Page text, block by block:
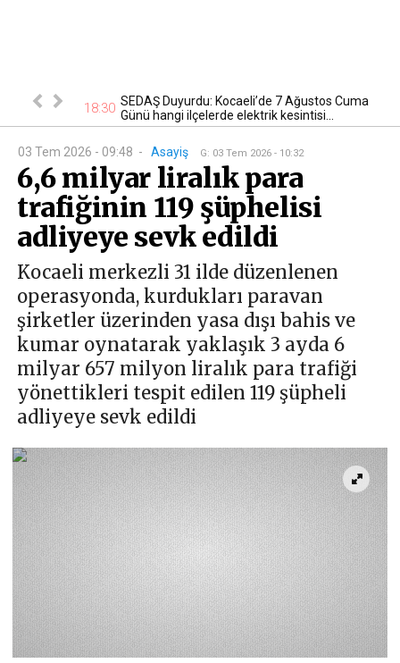
otomobil 18:30 SEDAŞ Duyurdu: Kocaeli’de 7 Ağustos Cuma
Günü hangi ilçelerde elektrik kesintisi...
03 Tem 2026 - 09:48 - Asayiş G: 03 Tem 2026 - 10:32
6,6 milyar liralık para
trafiğinin 119 şüphelisi
adliyeye sevk edildi
Kocaeli merkezli 31 ilde düzenlenen
operasyonda, kurdukları paravan
şirketler üzerinden yasa dışı bahis ve
kumar oynatarak yaklaşık 3 ayda 6
milyar 657 milyon liralık para trafiği
yönettikleri tespit edilen 119 şüpheli
adliyeye sevk edildi